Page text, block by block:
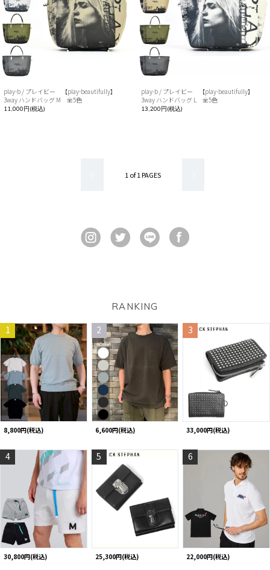
play-b / プレイビー 【play-beautifully】
3way ハンドバッグ M 全5色
11,000円(税込)
play-b / プレイビー 【play-beautifully】
3way ハンドバッグ L 全5色
13,200円(税込)
1 of 1 PAGES
RANKING
1
8,800円(税込)
2
6,600円(税込)
3
33,000円(税込)
4
30,800円(税込)
5
25,300円(税込)
6
22,000円(税込)